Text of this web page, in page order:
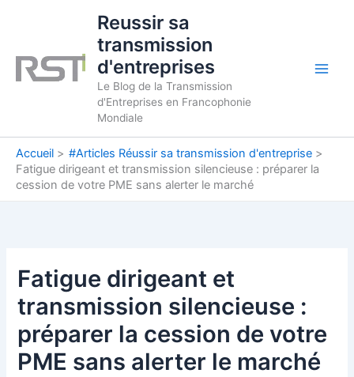
Reussir sa
transmission
d'entreprises
Le Blog de la Transmission
d'Entreprises en Francophonie
Mondiale
Accueil
#Articles Réussir sa transmission d'entreprise
Fatigue dirigeant et transmission silencieuse : préparer la
cession de votre PME sans alerter le marché
Fatigue dirigeant et
transmission silencieuse :
préparer la cession de votre
PME sans alerter le marché